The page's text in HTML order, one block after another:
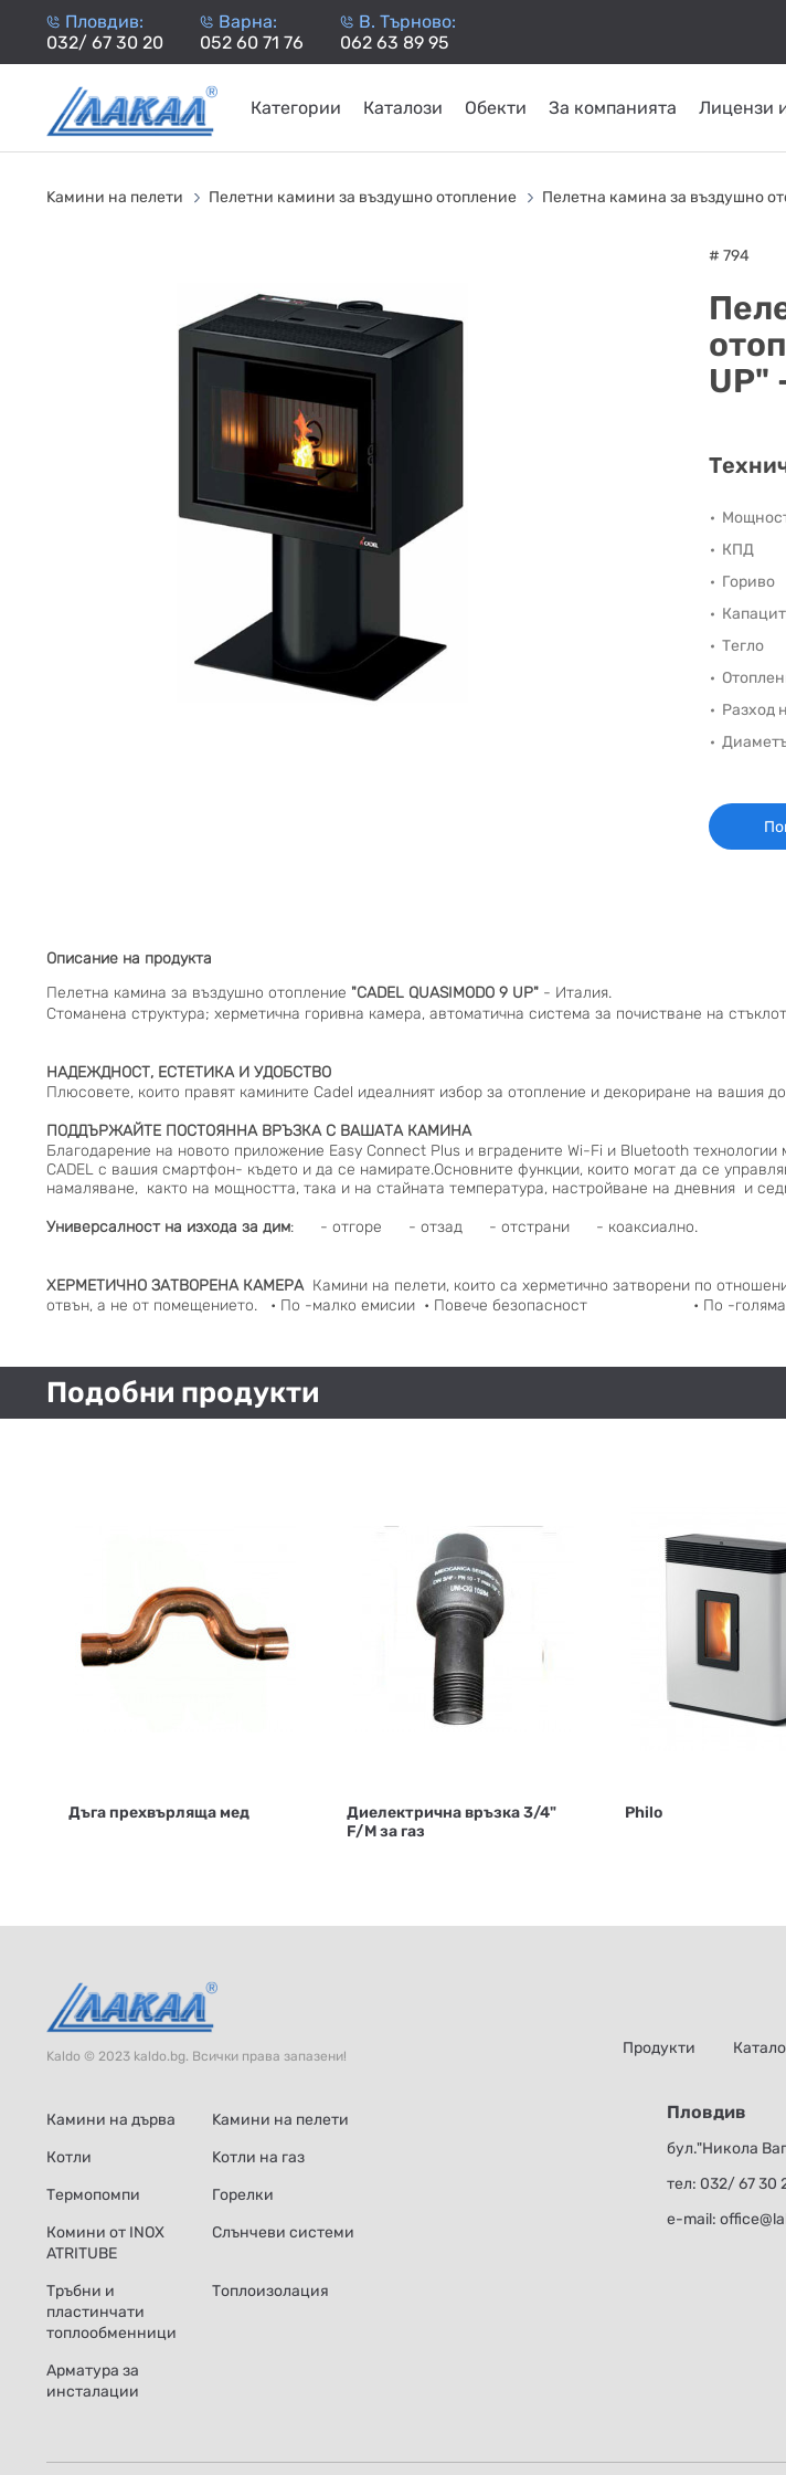
Пловдив:
032/ 67 30 20
Варна:
052 60 71 76
В. Търново:
062 63 89 95
Категории
НА
НА
КОТЛИ
НА
ТЕРМОПОМПИ ГОРЕЛКИ
INOX
Каталози Обекти За компанията Лицензи
Kамини на пелети Пелетни камини за въздушно отопление Пелетна камина за въздушно
# 794
UP"
КПД
Гориво
Тегло
Разход
Описание на продукта
Пелетна камина за въздушно отопление "CADEL QUASIMODO 9 UP" - Италия.
Стоманена структура; херметична горивна камера, автоматична система за почистване на
НАДЕЖДНОСТ, ЕСТЕТИКА И УДОБСТВО
Плюсовете, които правят камините Cadel идеалният избор за отопление и декориране на вашия
ПОДДЪРЖАЙТЕ ПОСТОЯННА ВРЪЗКА С ВАШАТА КАМИНА
Благодарение на новото приложение Easy Connect Plus и вградените Wi-Fi и Bluetooth
CADEL с вашия смартфон- където и да се намирате.Основните функции, които могат да се
намаляване, както на мощността, така и на стайната температура, настройване на дневния и
Универсалност на изхода за дим: - отгоре - отзад - отстрани - коаксиално.
ХЕРМЕТИЧНО ЗАТВОРЕНА КАМЕРАКамини на пелети, които са херметично затворени по
отвън, а не от помещението. • По -малко емисии • Повече безопасност • По -голяма
Подобни продукти
Дъга прехвърляща мед
Диелектрична връзка 3/4"
F/M за газ
Philo
Kaldo © 2023 kaldo.bg. Всички права запазени!
Камини на дърва
Kамини на пелети
Котли
Kотли на газ
Термопомпи
Горелки
Комини от INOX
ATRITUBE
Слънчеви системи
Тръбни и
пластинчати
топлообменници
Топлоизолация
Арматура за
инсталации
Продукти
Пловдив
бул."Никола
тел: 032/ 67 30
е-mail: